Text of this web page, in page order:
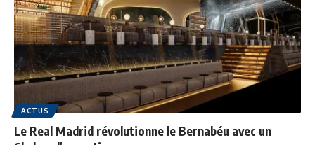
ACTUS
Le Real Madrid révolutionne le Bernabéu avec un